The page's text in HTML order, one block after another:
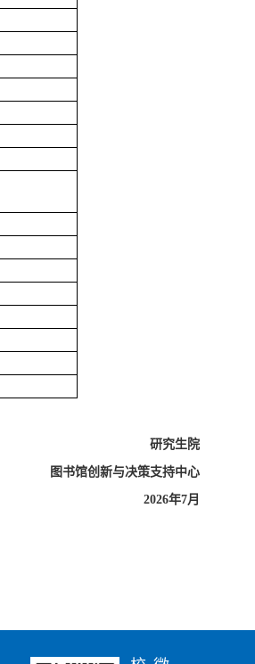
研究生院
图书馆创新与决策支持中心
2026年7月